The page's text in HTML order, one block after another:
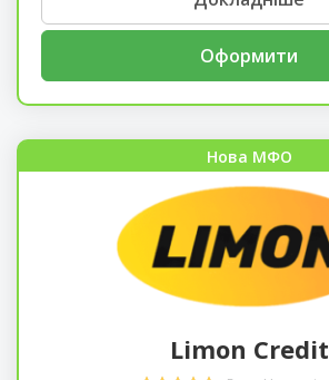
Оформити
Нова МФО
Limon Credit